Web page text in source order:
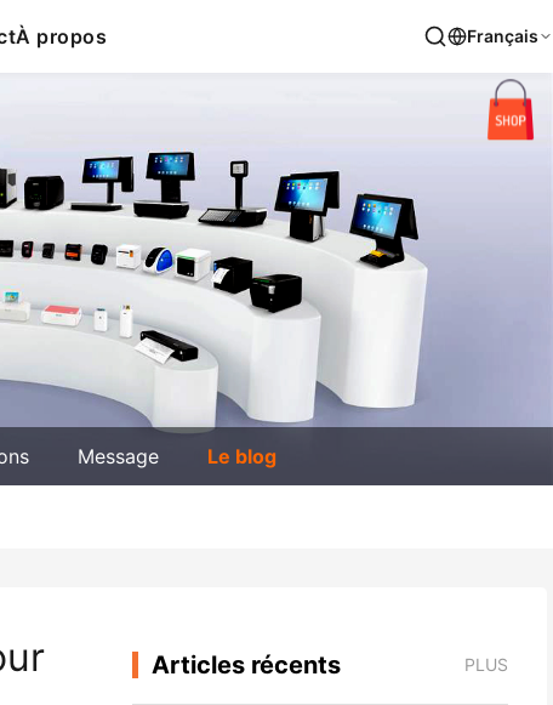
À propos Français
Message Le blog
Articles récents PLUS